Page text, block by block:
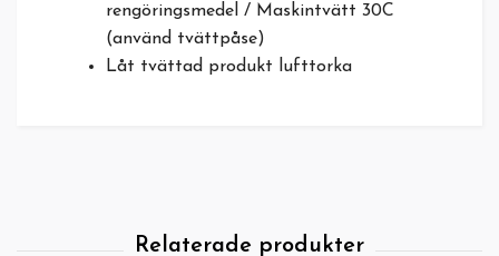
rengöringsmedel / Maskintvätt 30C
(använd tvättpåse)
Låt tvättad produkt lufttorka